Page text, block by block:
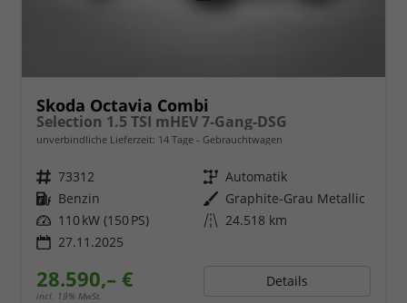
Skoda Octavia Combi
Selection 1.5 TSI mHEV 7-Gang-DSG
unverbindliche Lieferzeit: 14 Tage Gebrauchtwagen
Fahrzeugnr. 73312 Getriebe Automatik
Kraftstoff Benzin Außenfarbe Graphite-Grau Metallic
Leistung 110 kW (150 PS) Kilometerstand 24.518 km
27.11.2025
28.590,– €
incl. 19% MwSt.
Details